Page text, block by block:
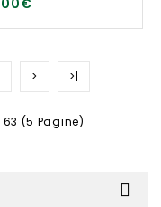
> >|
(5 Pagine)